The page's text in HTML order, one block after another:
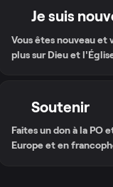
Je suis
Vous êtes nouveau et
plus sur Dieu et
Soutenir
Faites un don à la PO
Europe et en